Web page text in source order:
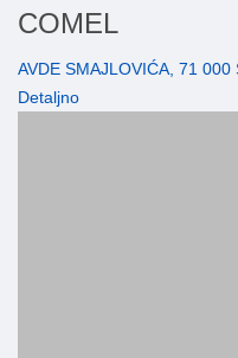
COMEL
AVDE SMAJLOVIĆA, 71
Detaljno